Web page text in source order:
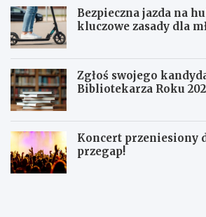
Bezpieczna jazda na
kluczowe zasady dla
Zgłoś swojego
Bibliotekarza Roku
Koncert przeniesiony
przegap!
N
B